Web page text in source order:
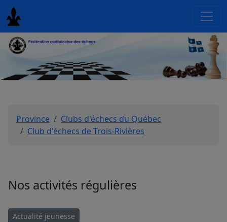
Province
Clubs d'échecs du Québec
Club d'échecs de Trois-Rivières
Nos activités régulières
Actualité jeunesse